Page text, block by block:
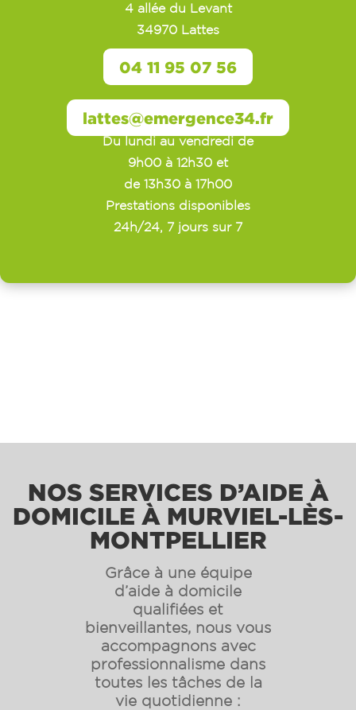
4 allée du Levant
34970 Lattes
Du lundi au vendredi de
9h00 à 12h30 et
de 13h30 à 17h00
Prestations disponibles
24h/24, 7 jours sur 7
lattes@emergence34.fr
04 11 95 07 56
NOS SERVICES D’AIDE À
DOMICILE À MURVIEL-LÈS-
MONTPELLIER
Grâce à une équipe
d’aide à domicile
qualifiées et
bienveillantes, nous vous
accompagnons avec
professionnalisme dans
toutes les tâches de la
vie quotidienne :